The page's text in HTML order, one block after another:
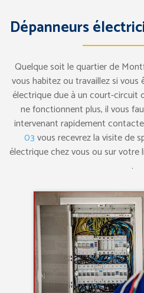
Dépanneurs
Quelque soit le quartier de
vous habitez ou travaillez si
électrique due à un court-circuit
ne fonctionnent plus, il vous
intervenant rapidement
03vous recevrez la visite de
électrique chez vous ou sur
.